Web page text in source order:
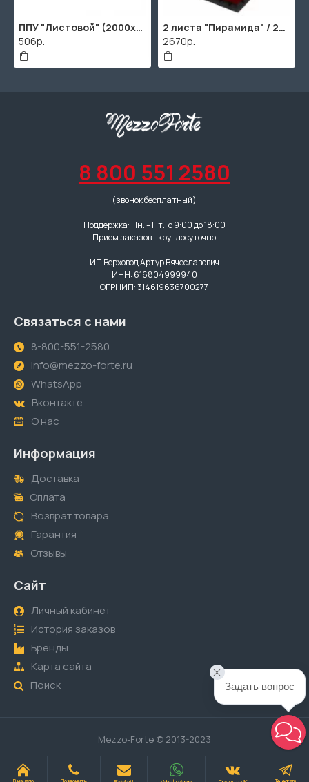
ППУ "Листовой" (2000х1000мм)
506р.
2 листа "Пирамида" / 2шт. по 2000х1000мм
2670р.
8 800 551 2580
(звонок бесплатный)
Поддержка: Пн. – Пт.: с 9:00 до 18:00
Прием заказов - круглосуточно
ИП Верховод Артур Вячеславович
ИНН: 616804999940
ОГРНИП: 314619636700277
Связаться с нами
8-800-551-2580
info@mezzo-forte.ru
WhatsApp
Вконтакте
О нас
Информация
Доставка
Оплата
Возврат товара
Гарантия
Отзывы
Сайт
Личный кабинет
История заказов
Бренды
Карта сайта
Поиск
Mezzo-Forte © 2013-2023
Задать вопрос